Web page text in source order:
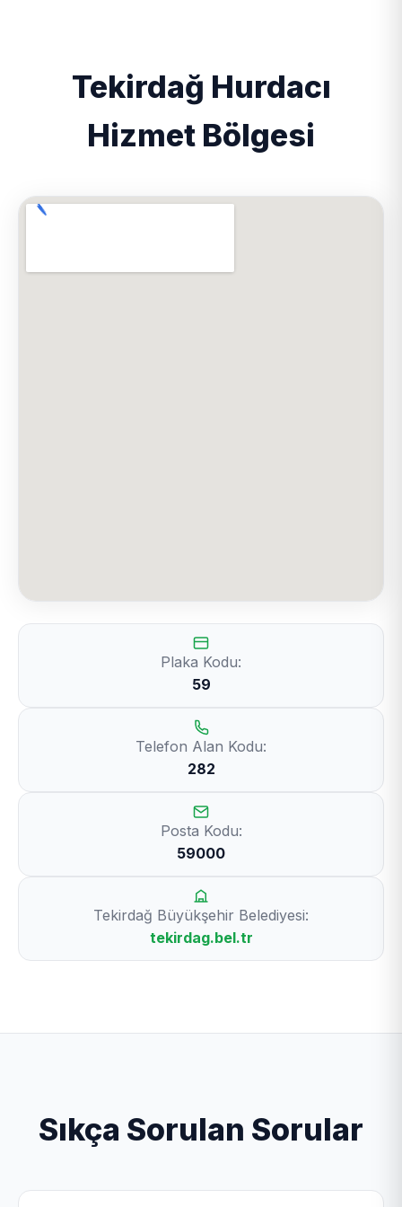
Tekirdağ Hurdacı
Hizmet Bölgesi
Plaka Kodu:
59
Telefon Alan Kodu:
282
Posta Kodu:
59000
Tekirdağ Büyükşehir Belediyesi:
tekirdag.bel.tr
Sıkça Sorulan Sorular